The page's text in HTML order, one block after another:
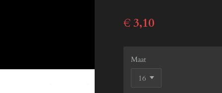
€ 3,10
Maat